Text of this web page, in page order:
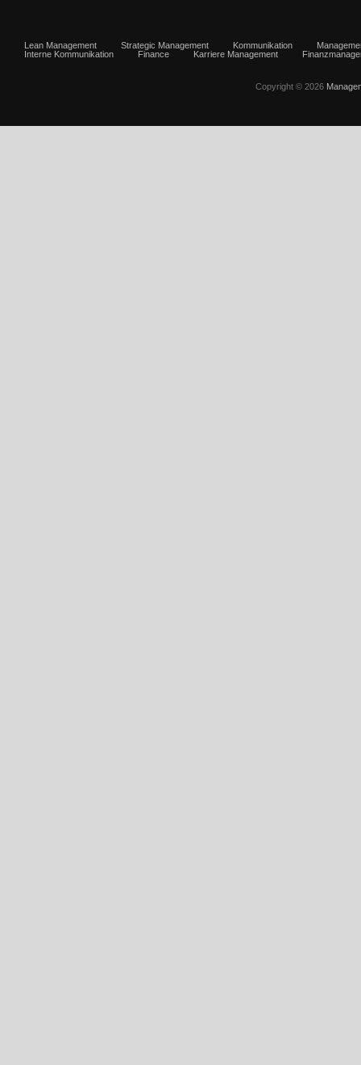
Lean Management Strategic Management Kommunikation
Interne Kommunikation
Finance Karriere Management
Copyright © 2026